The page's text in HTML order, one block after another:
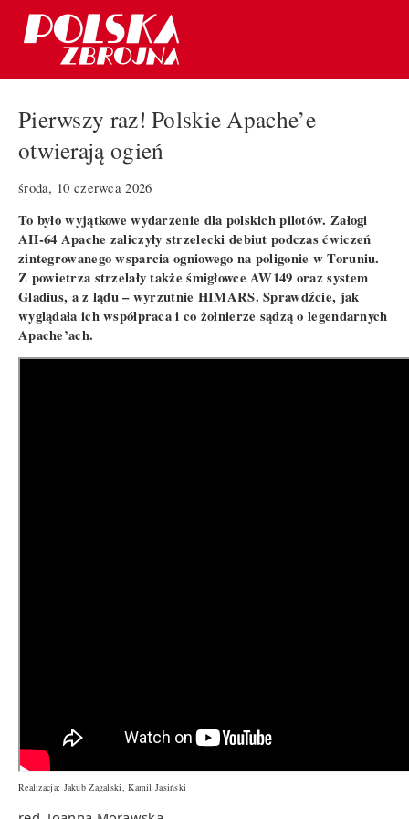
Pierwszy raz! Polskie Apache’e
otwierają ogień
środa, 10 czerwca 2026
To było wyjątkowe wydarzenie dla polskich pilotów. Załogi
AH-64 Apache zaliczyły strzelecki debiut podczas ćwiczeń
zintegrowanego wsparcia ogniowego na poligonie w Toruniu.
Z powietrza strzelały także śmigłowce AW149 oraz system
Gladius, a z lądu – wyrzutnie HIMARS. Sprawdźcie, jak
wyglądała ich współpraca i co żołnierze sądzą o legendarnych
Apache’ach.
Realizacja: Jakub Zagalski, Kamil Jasiński